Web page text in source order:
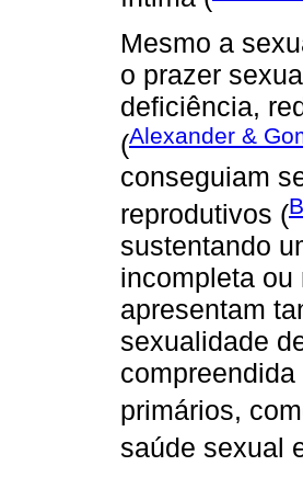
Mesmo a
o prazer
deficiência,
(Alexander &
conseguiam
reprodutivos (
sustentando
incompleta
apresentam
sexualidade
primários,
saúde sexual